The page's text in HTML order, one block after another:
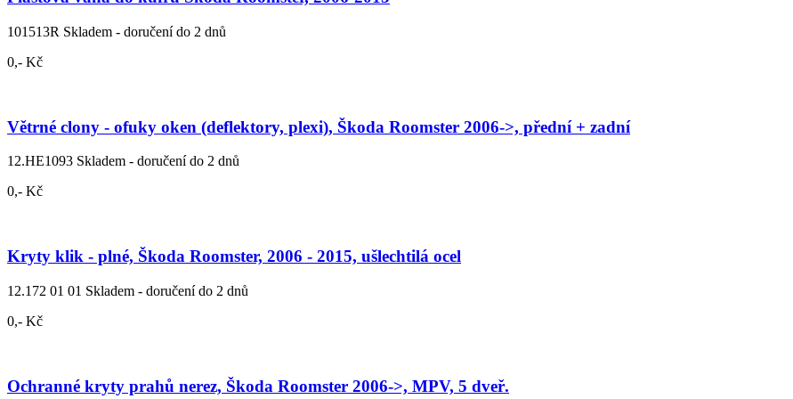
101513R Skladem - doručení do 2 dnů
0,- Kč
Větrné clony - ofuky oken (deflektory, plexi), Škoda Roomster 2006->, přední + zadní
12.HE1093 Skladem - doručení do 2 dnů
0,- Kč
Kryty klik - plné, Škoda Roomster, 2006 - 2015, ušlechtilá ocel
12.172 01 01 Skladem - doručení do 2 dnů
0,- Kč
Ochranné kryty prahů nerez, Škoda Roomster 2006->, MPV, 5 dveř.